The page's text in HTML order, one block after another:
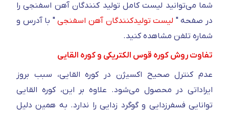
شما می‌توانید لیست کامل تولید کنندگان آهن اسفنجی را
در صفحه " لیست تولیدکنندگان آهن اسفنجی" با آدرس و
شماره تلفن مشاهده کنید.
تفاوت روش کوره قوس الکتریکی و کوره القایی
عدم کنترل صحیح اکسیژن در کوره القایی، سبب بروز
ایراداتی در محصول می‌شود. علاوه بر این، کوره القایی
توانایی فسفرزدایی و گوگرد زدایی را ندارد. به همین دلیل